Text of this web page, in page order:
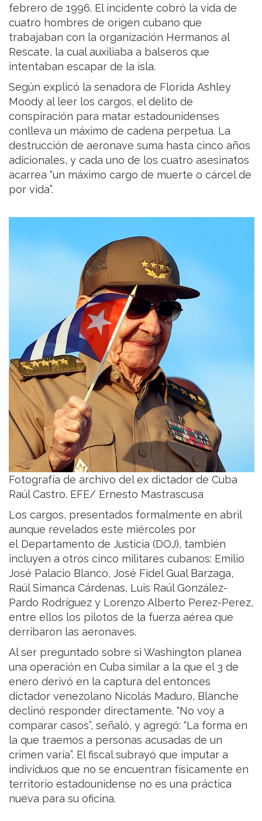
febrero de 1996. El incidente cobró la vida de
cuatro hombres de origen cubano que
trabajaban con la organización Hermanos al
Rescate, la cual auxiliaba a balseros que
intentaban escapar de la isla.
Según explicó la senadora de Florida Ashley
Moody al leer los cargos, el delito de
conspiración para matar estadounidenses
conlleva un máximo de cadena perpetua. La
destrucción de aeronave suma hasta cinco años
adicionales, y cada uno de los cuatro asesinatos
acarrea “un máximo cargo de muerte o cárcel de
por vida”.
Fotografía de archivo del ex dictador de Cuba
Raúl Castro. EFE/ Ernesto Mastrascusa
Los cargos, presentados formalmente en abril
aunque revelados este miércoles por
el Departamento de Justicia (DOJ), también
incluyen a otros cinco militares cubanos: Emilio
José Palacio Blanco, José Fidel Gual Barzaga,
Raúl Simanca Cárdenas, Luis Raúl González-
Pardo Rodríguez y Lorenzo Alberto Perez-Perez,
entre ellos los pilotos de la fuerza aérea que
derribaron las aeronaves.
Al ser preguntado sobre si Washington planea
una operación en Cuba similar a la que el 3 de
enero derivó en la captura del entonces
dictador venezolano Nicolás Maduro, Blanche
declinó responder directamente. “No voy a
comparar casos”, señaló, y agregó: “La forma en
la que traemos a personas acusadas de un
crimen varía”. El fiscal subrayó que imputar a
individuos que no se encuentran físicamente en
territorio estadounidense no es una práctica
nueva para su oficina.